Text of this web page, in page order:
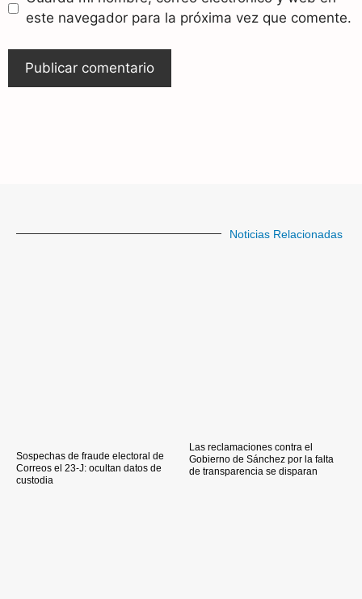
este navegador para la próxima vez que comente.
Noticias Relacionadas
Sospechas de fraude electoral de
Correos el 23-J: ocultan datos de
custodia
Las reclamaciones contra el
Gobierno de Sánchez por la falta
de transparencia se disparan